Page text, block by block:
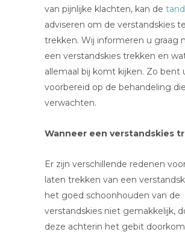
van pijnlijke klachten, kan de
adviseren om de verstandskies
trekken. Wij informeren u graag
een verstandskies trekken en
allemaal bij komt kijken. Zo bent
voorbereid op de behandeling
verwachten.
Wanneer een verstandskies
Er zijn verschillende redenen
laten trekken van een
het goed schoonhouden van de
verstandskies niet gemakkelijk,
deze achterin het gebit